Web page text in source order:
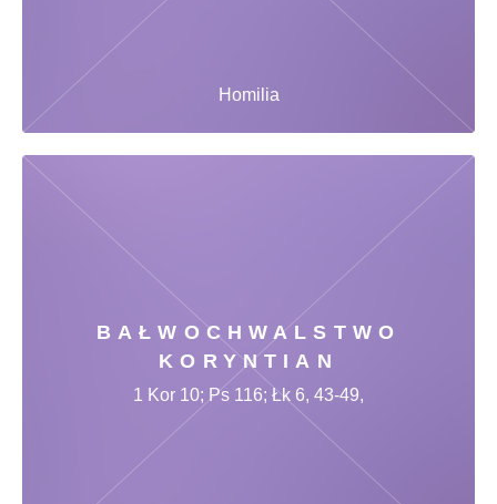
Homilia
BAŁWOCHWALSTWO
KORYNTIAN
1 Kor 10; Ps 116; Łk 6, 43-49,